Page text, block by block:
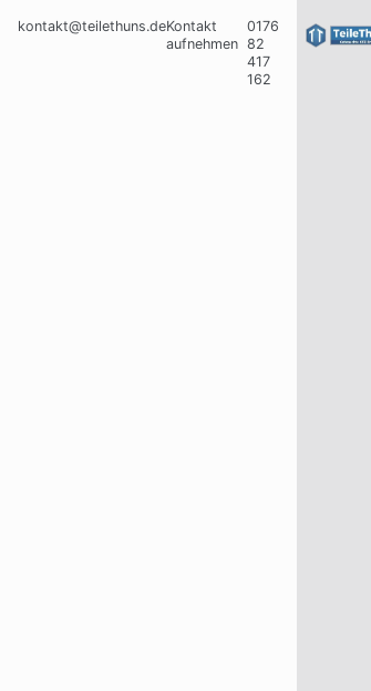
kontakt@teilethuns.deKontakt
aufnehmen
0176
82
417
162